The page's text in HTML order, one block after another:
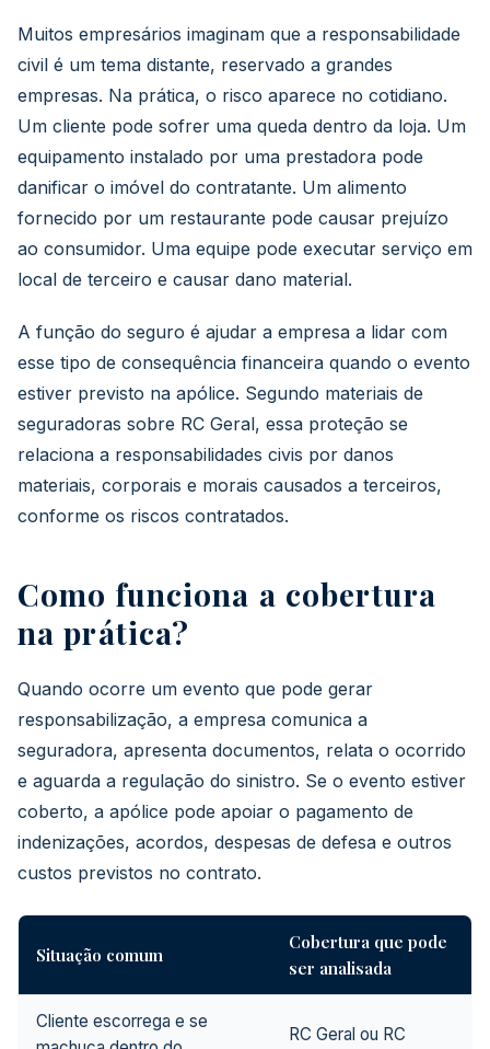
Muitos empresários imaginam que a responsabilidade
civil é um tema distante, reservado a grandes
empresas. Na prática, o risco aparece no cotidiano.
Um cliente pode sofrer uma queda dentro da loja. Um
equipamento instalado por uma prestadora pode
danificar o imóvel do contratante. Um alimento
fornecido por um restaurante pode causar prejuízo
ao consumidor. Uma equipe pode executar serviço em
local de terceiro e causar dano material.
A função do seguro é ajudar a empresa a lidar com
esse tipo de consequência financeira quando o evento
estiver previsto na apólice. Segundo materiais de
seguradoras sobre RC Geral, essa proteção se
relaciona a responsabilidades civis por danos
materiais, corporais e morais causados a terceiros,
conforme os riscos contratados.
Como funciona a cobertura
na prática?
Quando ocorre um evento que pode gerar
responsabilização, a empresa comunica a
seguradora, apresenta documentos, relata o ocorrido
e aguarda a regulação do sinistro. Se o evento estiver
coberto, a apólice pode apoiar o pagamento de
indenizações, acordos, despesas de defesa e outros
custos previstos no contrato.
Situação comum
Cobertura que pode
ser analisada
Cliente escorrega e se
RC Geral ou RC